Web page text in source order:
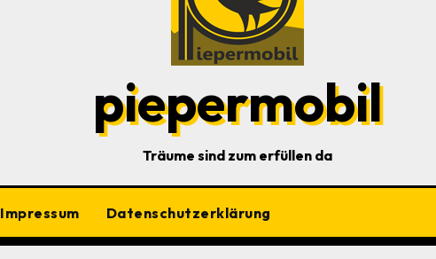
piepermobil
Träume sind zum erfüllen da
Impressum Datenschutzerklärung